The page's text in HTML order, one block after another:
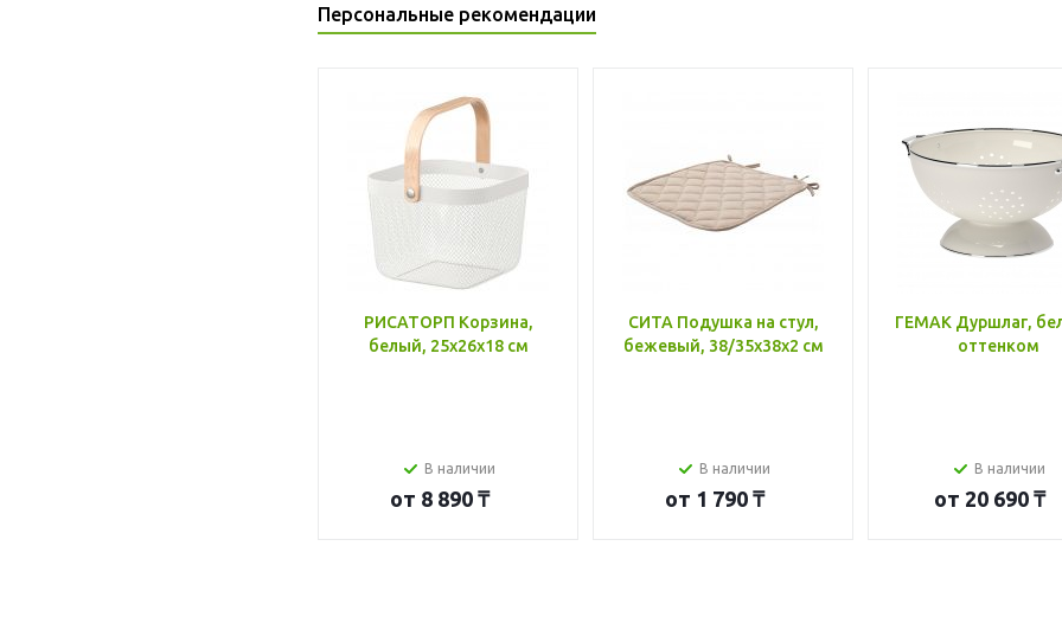
Персональные рекомендации
РИСАТОРП Корзина,
белый, 25x26x18 см
В наличии
от 8 890 ₸
СИТА Подушка на стул,
бежевый, 38/35x38x2 см
В наличии
от 1 790 ₸
ГЕМАК Дуршлаг,
оттенком
В наличии
от 20 690 ₸